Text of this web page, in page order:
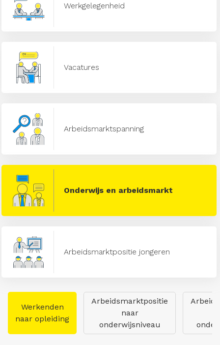
Werkgelegenheid
Vacatures
Arbeidsmarktspanning
Onderwijs en arbeidsmarkt
Arbeidsmarktpositie jongeren
Werkenden
naar opleiding
Arbeidsmarktpositie
naar
onderwijsniveau